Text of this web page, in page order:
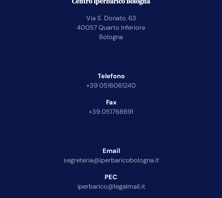
Via S. Donato, 63
40057 Quarto Inferiore
Bologna
Telefono
+39 0516061240
Fax
+39 051768691
Email
segreteria@iperbaricobologna.it
PEC
iperbarico@legalmail.it